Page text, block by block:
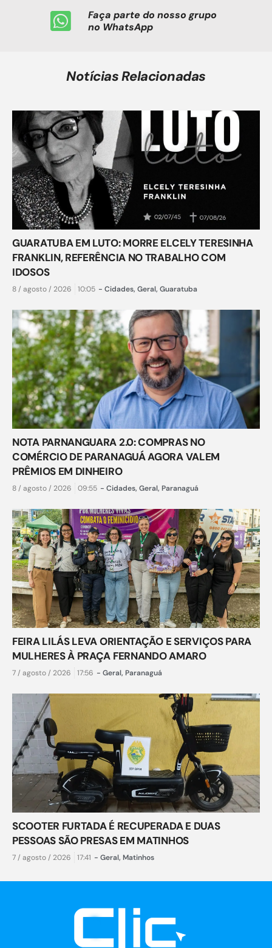
Faça parte do nosso grupo
no WhatsApp
Notícias Relacionadas
GUARATUBA EM LUTO: MORRE ELCELY TERESINHA
FRANKLIN, REFERÊNCIA NO TRABALHO COM
IDOSOS
8 / agosto / 2026 10:05 - Cidades, Geral, Guaratuba
NOTA PARNANGUARA 2.0: COMPRAS NO
COMÉRCIO DE PARANAGUÁ AGORA VALEM
PRÊMIOS EM DINHEIRO
8 / agosto / 2026 09:55 - Cidades, Geral, Paranaguá
FEIRA LILÁS LEVA ORIENTAÇÃO E SERVIÇOS PARA
MULHERES À PRAÇA FERNANDO AMARO
7 / agosto / 2026 17:56 - Geral, Paranaguá
SCOOTER FURTADA É RECUPERADA E DUAS
PESSOAS SÃO PRESAS EM MATINHOS
7 / agosto / 2026 17:41 - Geral, Matinhos